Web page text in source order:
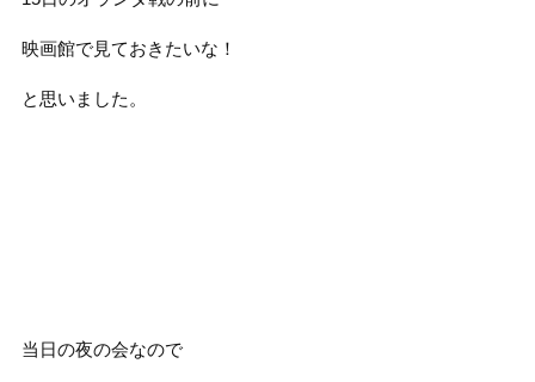
映画館で見ておきたいな！
と思いました。
当日の夜の会なので